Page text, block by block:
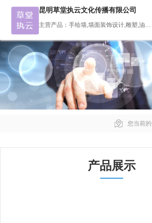
昆明草堂执云文化传播有限公司
主营产品：手绘墙,墙面装饰设计,雕塑,油画,壁画
您当前的
产品展示